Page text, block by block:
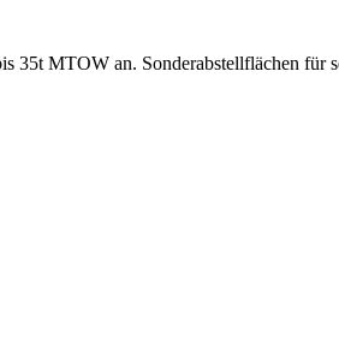
35t MTOW an. Sonderabstellflächen für